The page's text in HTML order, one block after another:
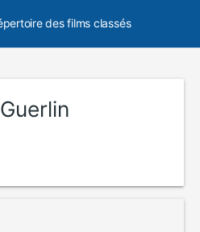
des films classés